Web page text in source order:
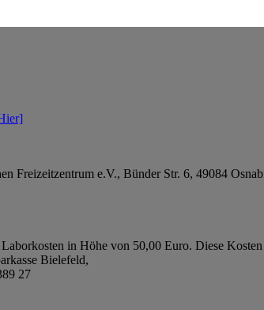
Freizeitzentrum e.V., Bünder Str. 6, 49084
in Höhe von 50,00 Euro. Diese
Bielefeld,
27